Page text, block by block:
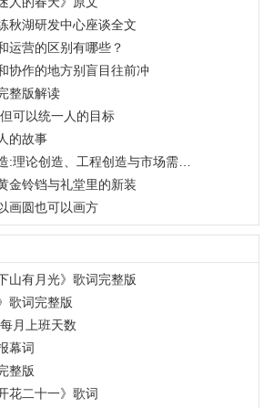
秋湖研发中心座谈全文
运营的区别有哪些？
协作的地方别盲目往前冲
整版解读
可以统一人的目标
的故事
:理论创造、工程创造与市场需…
金铃铛与礼堂里的新装
画圆也可以画方
山有月光》歌词完整版
歌词完整版
月上班天数
幕词
整版
花二十一》歌词